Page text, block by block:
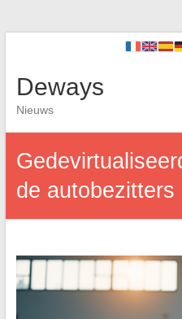
Deways
Nieuws
de autobezitters